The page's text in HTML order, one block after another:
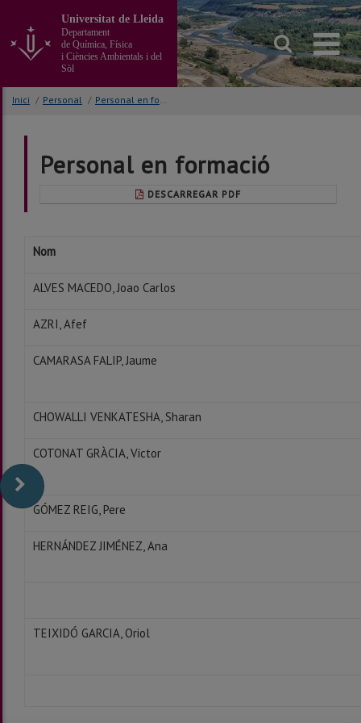
contingut
principal
la
pàgina
Universitat de Lleida
Departament
de Química, Física
i Ciències Ambientals i del
Sòl
Inici / Personal / Personal en formació
Personal en formació
DESCARREGAR PDF
Nom
ALVES MACEDO, Joao Carlos
AZRI, Afef
CAMARASA FALIP, Jaume
CHOWALLI VENKATESHA, Sharan
COTONAT GRÀCIA, Víctor
GÓMEZ REIG, Pere
HERNÁNDEZ JIMÉNEZ, Ana
TEIXIDÓ GARCIA, Oriol